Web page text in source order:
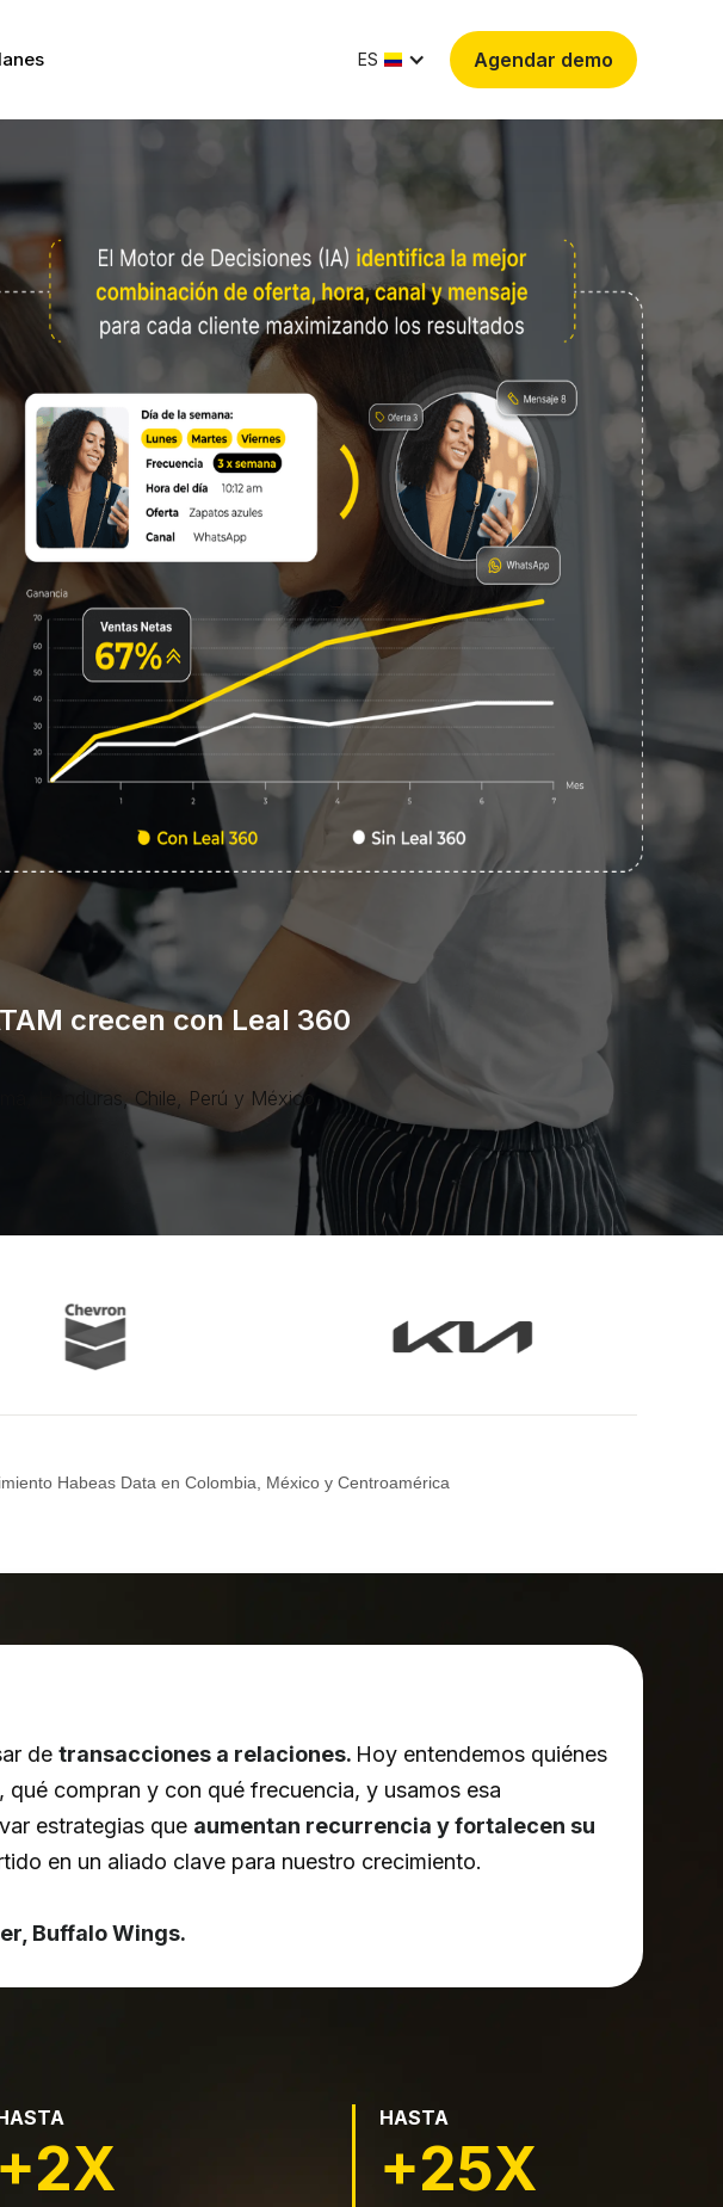
ES Agendar demo
crecen con Leal 360
Honduras, Chile, Perú y México
Habeas Data en Colombia, México y Centroamérica
de transacciones a relaciones. Hoy entendemos quiénes
qué compran y con qué frecuencia, y usamos esa
estrategias que aumentan recurrencia y fortalecen su
en un aliado clave para nuestro crecimiento.
Buffalo Wings.
+2X
HASTA
+25X